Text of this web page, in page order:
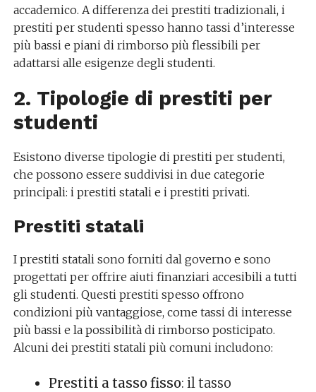
accademico. A differenza dei prestiti tradizionali, i
prestiti per studenti spesso hanno tassi d’interesse
più bassi e piani di rimborso più flessibili per
adattarsi alle esigenze degli studenti.
2. Tipologie di prestiti per
studenti
Esistono diverse tipologie di prestiti per studenti,
che possono essere suddivisi in due categorie
principali: i prestiti statali e i prestiti privati.
Prestiti statali
I prestiti statali sono forniti dal governo e sono
progettati per offrire aiuti finanziari accesibili a tutti
gli studenti. Questi prestiti spesso offrono
condizioni più vantaggiose, come tassi di interesse
più bassi e la possibilità di rimborso posticipato.
Alcuni dei prestiti statali più comuni includono:
Prestiti a tasso fisso: il tasso